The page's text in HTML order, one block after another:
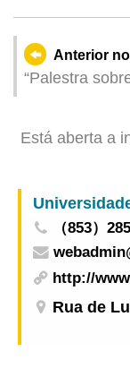
Anterior
“Palestra
Sector de
Está aberta a
（853）
http://
Rua de